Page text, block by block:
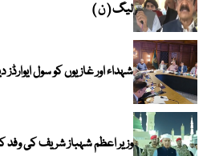
لیگ ( ن )
شہداء اور غازیوں کو سول
وزیر اعظم شہباز شریف کی